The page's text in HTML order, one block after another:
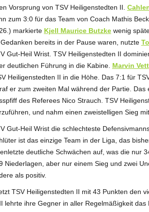
Vorsprung von TSV Heiligenstedten II.
zum 3:0 für das Team von Coach Mathis
markierte Kjell Maurice Butzkewenig
bereits in der Pause waren, nutzte
Gut-Heil Wrist. TSV Heiligenstedten II
deutlichen Führung in die Kabine. Marvin Vett
Heiligenstedten II in die Höhe. Das 7:1 für
er zum zweiten Mal während der Partie. Das
des Referees Nico Strauch. TSV
und nahm einen zweistelligen Sieg
Gut-Heil Wrist die schlechteste
ist das einzige Team in der Liga, das
deutliche Schwächen auf, was die nur
Niederlagen, aber nur einem Sieg und zwei
als positiv.
TSV Heiligenstedten II mit 43 Punkten den
lehrte ihre Gegner in aller Regelmäßigkeit